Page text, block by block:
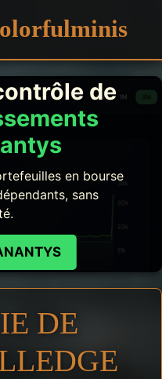
de
en bourse
sans
DE